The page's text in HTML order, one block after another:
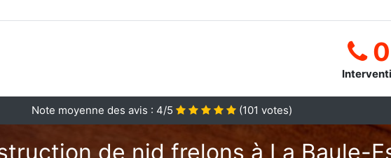
Note moyenne des avis : 4/5 (101 votes)
de nid frelons à La Baule-